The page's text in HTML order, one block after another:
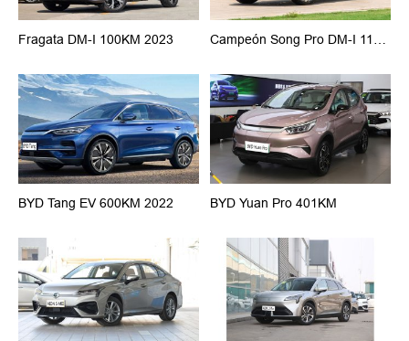
Fragata DM-I 100KM 2023 Campeón Song Pro DM-I 110KM
BYD Tang EV 600KM 2022 BYD Yuan Pro 401KM